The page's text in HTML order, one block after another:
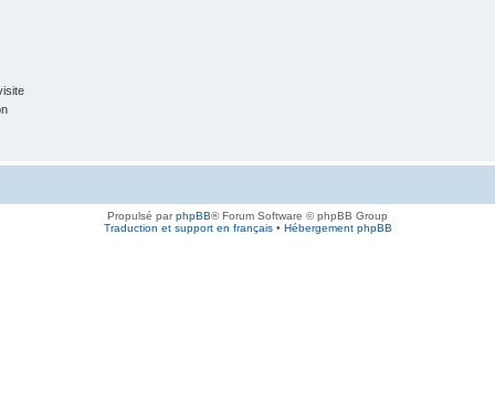
Propulsé parphpBB® Forum Software © phpBB Group
Traduction et support en français• Hébergement phpBB